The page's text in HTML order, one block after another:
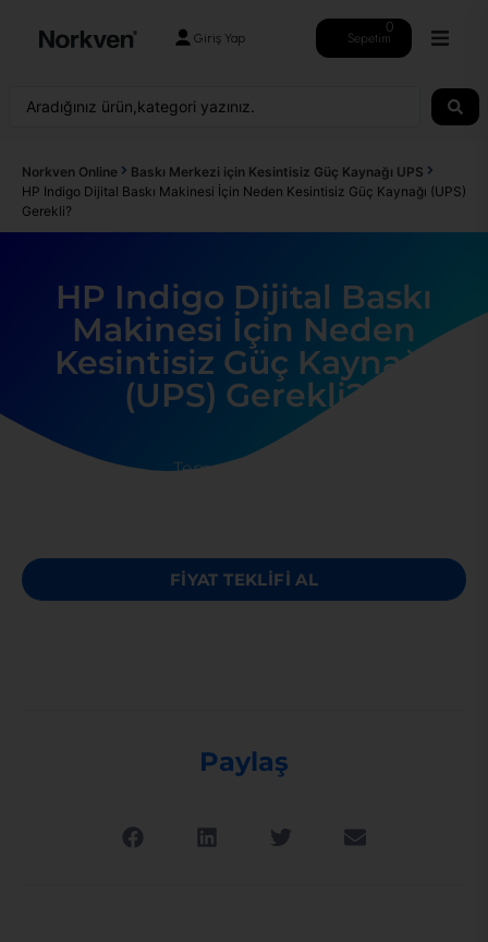
Giriş Yap Sepetim
0
Norkven Online
Baskı Merkezi için Kesintisiz Güç Kaynağı UPS
HP Indigo Dijital Baskı Makinesi İçin Neden Kesintisiz Güç Kaynağı (UPS)
Gerekli?
HP Indigo Dijital Baskı
Makinesi İçin Neden
Kesintisiz Güç Kaynağı
(UPS) Gerekli?
Temmuz 9, 2025
FİYAT TEKLİFİ AL
Paylaş